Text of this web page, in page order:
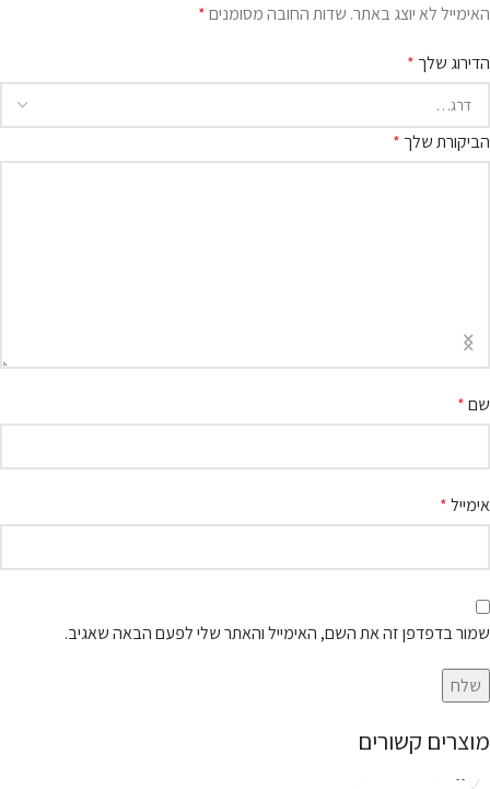
האימייל לא יוצג באתר. שדות החובה מסומנים*
הדירוג שלך *
הביקורת שלך *
שם*
אימייל*
שמור בדפדפן זה את השם, האימייל והאתר שלי לפעם הבאה שאגיב.
מוצרים קשורים